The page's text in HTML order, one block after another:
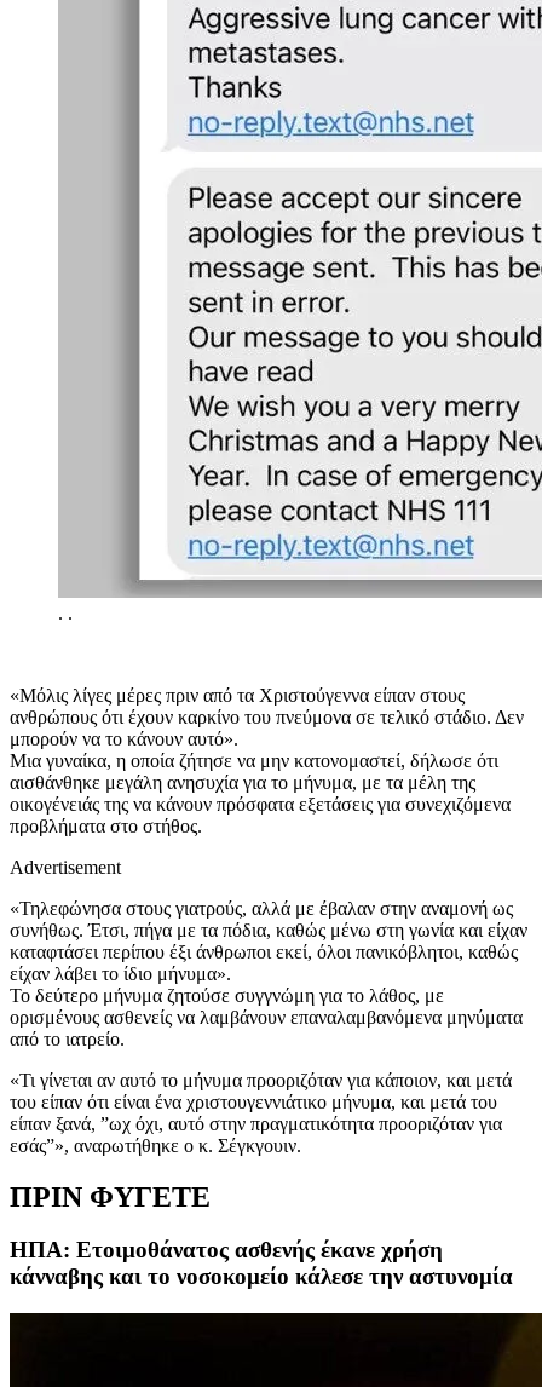
. .
«Μόλις λίγες μέρες πριν από τα Χριστούγεννα είπαν στους
ανθρώπους ότι έχουν καρκίνο του πνεύμονα σε τελικό στάδιο. Δεν
μπορούν να το κάνουν αυτό».
Μια γυναίκα, η οποία ζήτησε να μην κατονομαστεί, δήλωσε ότι
αισθάνθηκε μεγάλη ανησυχία για το μήνυμα, με τα μέλη της
οικογένειάς της να κάνουν πρόσφατα εξετάσεις για συνεχιζόμενα
προβλήματα στο στήθος.
Advertisement
«Τηλεφώνησα στους γιατρούς, αλλά με έβαλαν στην αναμονή ως
συνήθως. Έτσι, πήγα με τα πόδια, καθώς μένω στη γωνία και είχαν
καταφτάσει περίπου έξι άνθρωποι εκεί, όλοι πανικόβλητοι, καθώς
είχαν λάβει το ίδιο μήνυμα».
Το δεύτερο μήνυμα ζητούσε συγγνώμη για το λάθος, με
ορισμένους ασθενείς να λαμβάνουν επαναλαμβανόμενα μηνύματα
από το ιατρείο.
«Τι γίνεται αν αυτό το μήνυμα προοριζόταν για κάποιον, και μετά
του είπαν ότι είναι ένα χριστουγεννιάτικο μήνυμα, και μετά του
είπαν ξανά, ”ωχ όχι, αυτό στην πραγματικότητα προοριζόταν για
εσάς”», αναρωτήθηκε ο κ. Σέγκγουιν.
ΠΡΙΝ ΦΥΓΕΤΕ
ΗΠΑ: Ετοιμοθάνατος ασθενής έκανε χρήση
κάνναβης και το νοσοκομείο κάλεσε την αστυνομία